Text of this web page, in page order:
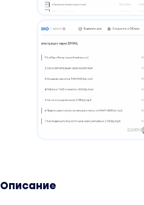
Описание